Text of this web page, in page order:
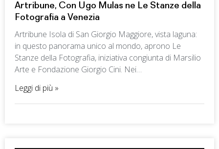
Artribune, Con Ugo Mulas ne Le Stanze della
Fotografia a Venezia
Artribune Isola di San Giorgio Maggiore, vista laguna:
in questo panorama unico al mondo, aprono Le
Stanze della Fotografia, iniziativa congiunta di Marsilio
Arte e Fondazione Giorgio Cini. Nei…
Leggi di più »